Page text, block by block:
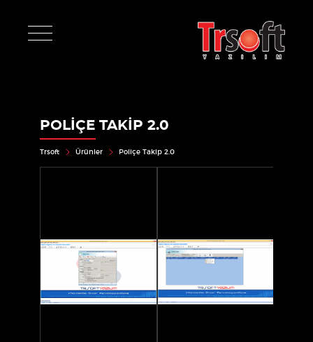
POLIÇE TAKIP 2.0
Trsoft Ürünler Poliçe Takip 2.0